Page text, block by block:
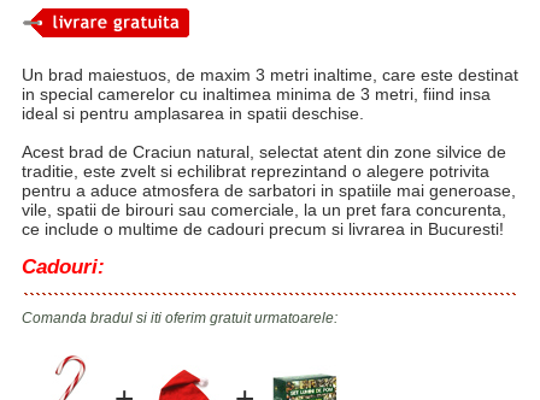
Un brad maiestuos, de maxim 3 metri inaltime, care este destinat
in special camerelor cu inaltimea minima de 3 metri, fiind insa
ideal si pentru amplasarea in spatii deschise.
Acest brad de Craciun natural, selectat atent din zone silvice de
traditie, este zvelt si echilibrat reprezintand o alegere potrivita
pentru a aduce atmosfera de sarbatori in spatiile mai generoase,
vile, spatii de birouri sau comerciale, la un pret fara concurenta,
ce include o multime de cadouri precum si livrarea in Bucuresti!
Cadouri:
Comanda bradul si iti oferim gratuit urmatoarele: